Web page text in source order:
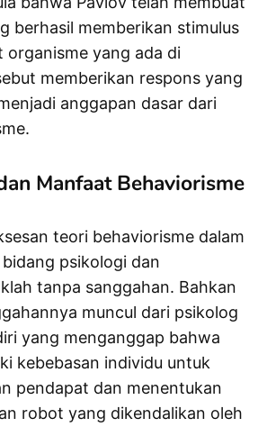
berhasil memberikan stimulus
organisme yang ada di
memberikan respons yang
anggapan dasar dari
Manfaat Behaviorisme
teori behaviorisme dalam
psikologi dan
tanpa sanggahan. Bahkan
muncul dari psikolog
yang menganggap bahwa
kebebasan individu untuk
pendapat dan menentukan
robot yang dikendalikan oleh